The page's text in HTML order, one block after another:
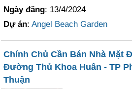
Ngày đăng: 13/4/2024
Dự án:Angel Beach Garden
Chính Chủ Cần Bán Nhà Mặt
Đường Thủ Khoa Huân - TP
Thuận